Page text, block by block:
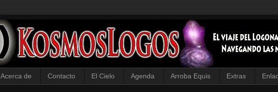
Acerca de Contacto El Cielo Agenda Arroba Equis Extras